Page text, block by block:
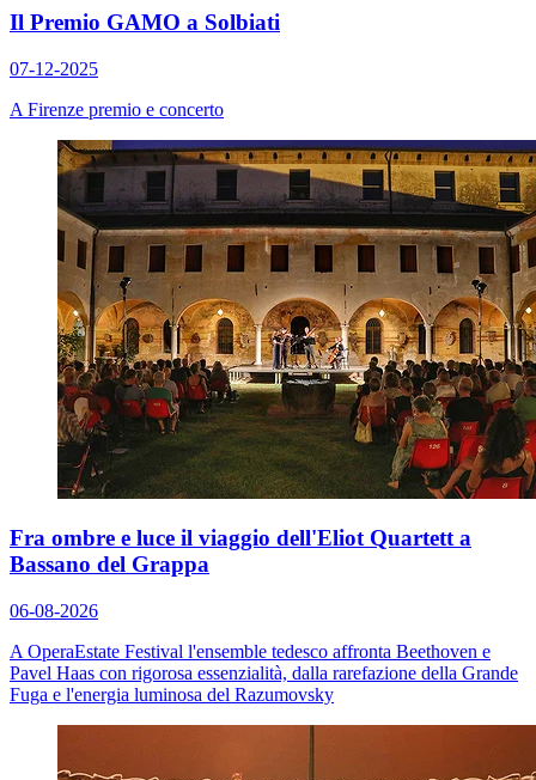
Il Premio GAMO a Solbiati
07-12-2025
A Firenze premio e concerto
Fra ombre e luce il viaggio dell'Eliot Quartett a
Bassano del Grappa
06-08-2026
A OperaEstate Festival l'ensemble tedesco affronta Beethoven e
Pavel Haas con rigorosa essenzialità, dalla rarefazione della Grande
Fuga e l'energia luminosa del Razumovsky